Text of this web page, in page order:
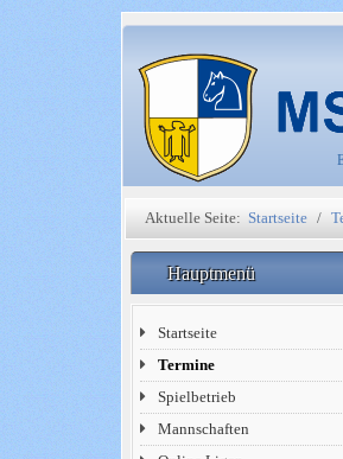
Aktuelle Seite:Startseite
Hauptmenü
Startseite
Termine
Spielbetrieb
Mannschaften